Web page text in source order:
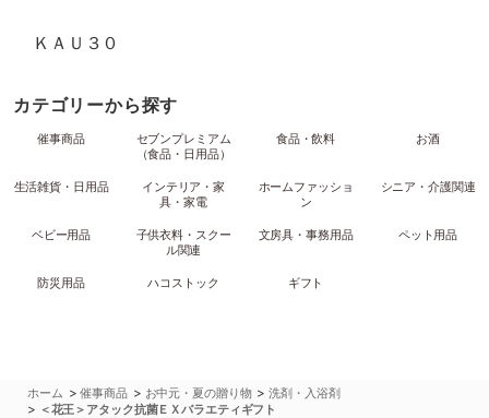
ＫＡＵ３０
カテゴリーから探す
催事商品
セブンプレミアム
（食品・日用品）
食品・飲料 お酒
生活雑貨・日用品
インテリア・家
具・家電
ホームファッショ
ン
シニア・介護関連
ベビー用品
子供衣料・スクー
ル関連
文房具・事務用品 ペット用品
防災用品 ハコストック ギフト
ホーム >催事商品 > お中元・夏の贈り物 >洗剤・入浴剤
> ＜花王＞アタック抗菌ＥＸバラエティギフト